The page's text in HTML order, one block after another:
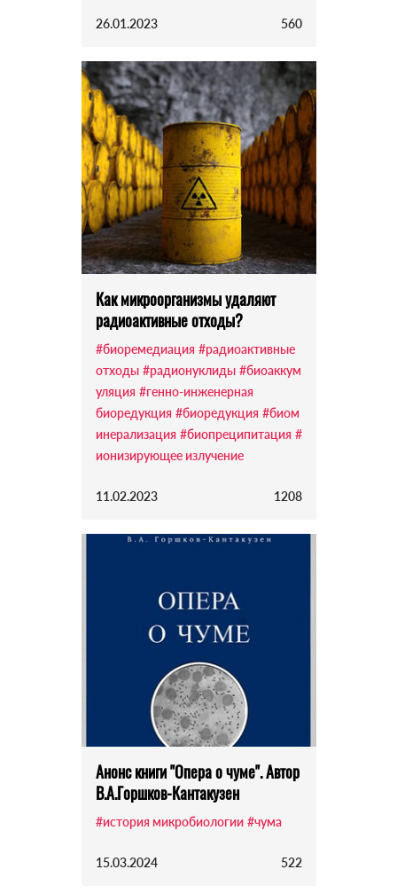
26.01.2023 560
Как микроорганизмы удаляют
радиоактивные отходы?
#биоремедиация #радиоактивные
отходы #радионуклиды #биоаккум
уляция #генно-инженерная
биоредукция #биоредукция #биом
инерализация #биопреципитация #
ионизирующее излучение
11.02.2023 1208
Анонс книги "Опера о чуме". Автор
В.А.Горшков-Кантакузен
#история микробиологии #чума
15.03.2024 522